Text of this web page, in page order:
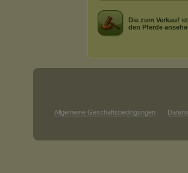
Die zum Verkauf
den Pferde
Allgemeine Geschäftsbedingungen